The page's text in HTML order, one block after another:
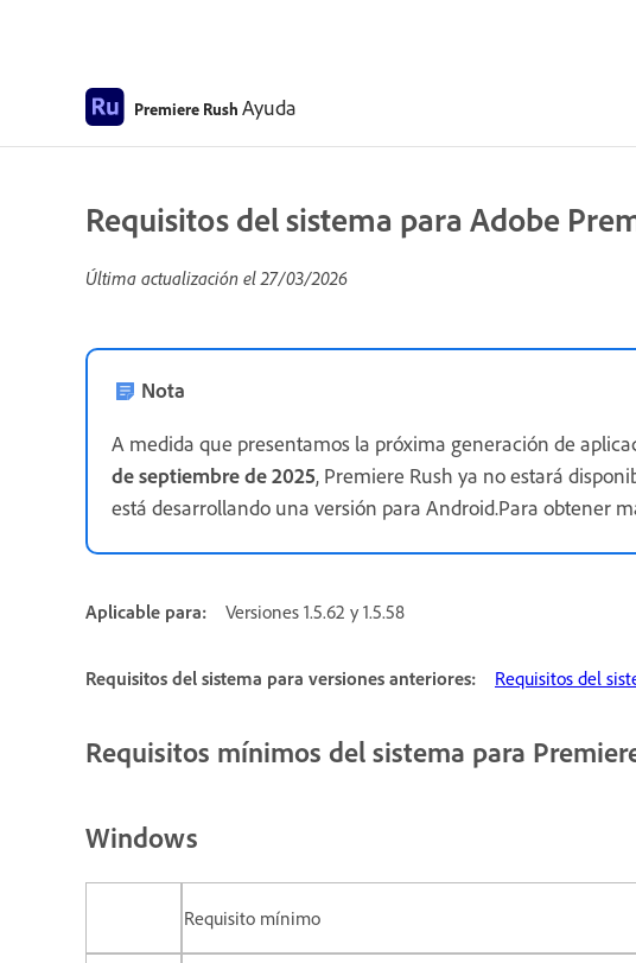
Premiere Rush Ayuda
Requisitos del sistema para Adobe
Última actualización el27/03/2026
Nota
A medida que presentamos la próxima generación de
de septiembre de 2025, Premiere Rush ya no estará
está desarrollando una versión para Android.Para obtener
Aplicable para: Versiones 1.5.62 y 1.5.58
Requisitos del sistema para versiones anteriores: Requisitos del
Requisitos mínimos del sistema para
Windows
Requisito mínimo